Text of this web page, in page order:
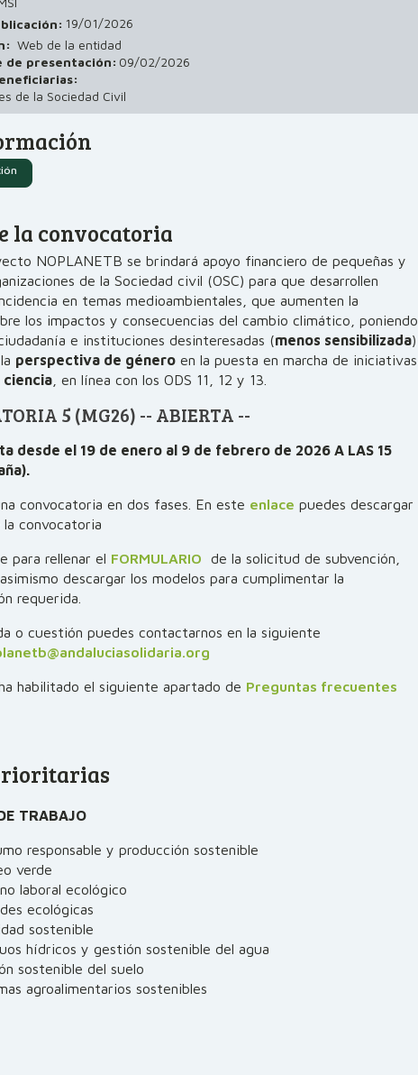
19/01/2026
Web de la entidad
de presentación: 09/02/2026
de la Sociedad Civil
la convocatoria
NOPLANETB se brindará apoyo financiero de pequeñas y
de la Sociedad civil (OSC) para que desarrollen
en temas medioambientales, que aumenten la
los impactos y consecuencias del cambio climático, poniendo
e instituciones desinteresadas (menos sensibilizada)
perspectiva de género en la puesta en marcha de iniciativas
ciencia , en línea con los ODS 11, 12 y 13.
5 (MG26) -- ABIERTA --
desde el 19 de enero al 9 de febrero de 2026 A LAS 15
convocatoria en dos fases. En este enlace puedes descargar
la convocatoria
para rellenar el FORMULARIO de la solicitud de subvención,
descargar los modelos para cumplimentar la
requerida.
o cuestión puedes contactarnos en la siguiente
habilitado el siguiente apartado de Preguntas frecuentes
TRABAJO
responsable y producción sostenible
verde
laboral ecológico
ecológicas
sostenible
hídricos y gestión sostenible del agua
sostenible del suelo
agroalimentarios sostenibles